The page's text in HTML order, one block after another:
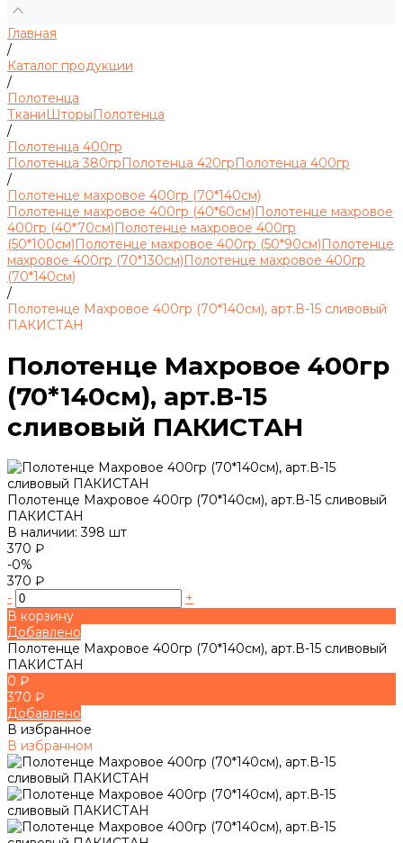
Главная
/
Каталог продукции
/
Полотенца
ТканиШторыПолотенца
/
Полотенца 400гр
Полотенца 380грПолотенца 420грПолотенца 400гр
/
Полотенце махровое 400гр (70*140см)
Полотенце махровое 400гр (40*60см)Полотенце махровое
400гр (40*70см)Полотенце махровое 400гр
(50*100см)Полотенце махровое 400гр (50*90см)Полотенце
махровое 400гр (70*130см)Полотенце махровое 400гр
(70*140см)
/
Полотенце Махровое 400гр (70*140см), арт.В-15 сливовый
ПАКИСТАН
Полотенце Махровое 400гр
(70*140см), арт.В-15
сливовый ПАКИСТАН
Полотенце Махровое 400гр (70*140см), арт.В-15 сливовый
ПАКИСТАН
В наличии: 398 шт
370 ₽
-0%
370 ₽
-
+
В корзину
Добавлено
Полотенце Махровое 400гр (70*140см), арт.В-15 сливовый
ПАКИСТАН
0 ₽
370 ₽
Добавлено
В избранное
В избранном